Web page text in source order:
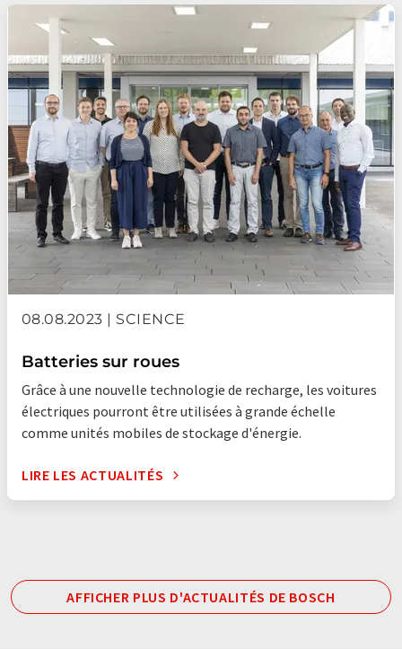
08.08.2023 | SCIENCE
Batteries sur roues
Grâce à une nouvelle technologie de recharge, les voitures
électriques pourront être utilisées à grande échelle
comme unités mobiles de stockage d'énergie.
LIRE LES ACTUALITÉS
AFFICHER PLUS D'ACTUALITÉS DE BOSCH